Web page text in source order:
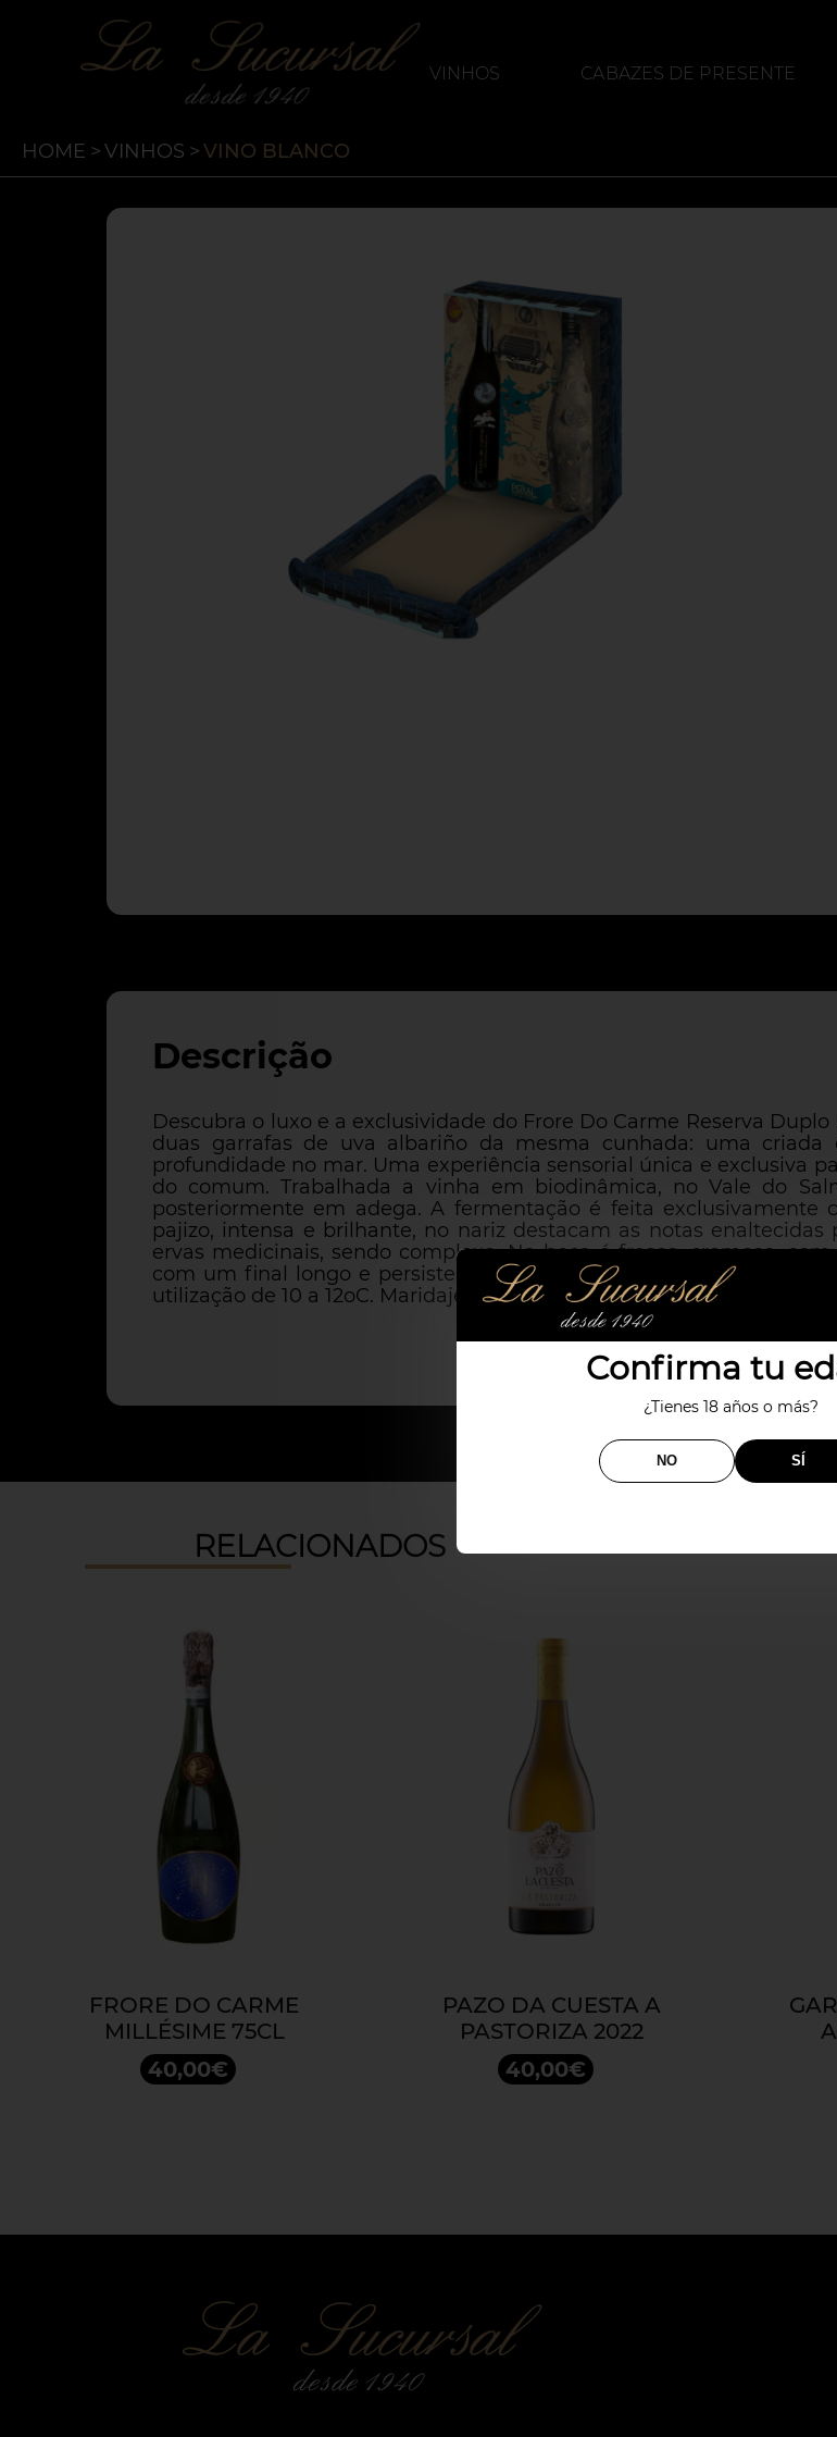
Confirma tu
¿Tienes 18 años o más?
NO SÍ
VINHOS CABAZES DE PRESENTE
HOME >VINHOS >VINO BLANCO
Descrição
Descubra o luxo e a exclusividade do Frore Do Carme Reserva
duas garrafas de uva albariño da mesma cunhada: uma
profundidade no mar. Uma experiência sensorial única e exclusiva
do comum. Trabalhada a vinha em biodinâmica, no Vale do
posteriormente em adega. A fermentação é feita exclusivamente
pajizo, intensa e brilhante, no nariz destacam as notas
ervas medicinais, sendo complexo. Na boca é fresco, cremoso,
com um final longo e persistente. Número de garrafas elaboradas:
utilização de 10 a 12oC. Maridaje ideal para peixes, mariscos, queijos
RELACIONADOS
FRORE DO CARME
MILLÉSIME 75CL
40,00€
PAZO DA CUESTA A
PASTORIZA 2022
40,00€